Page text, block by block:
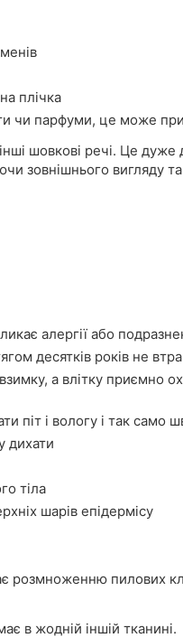
плічка
чи парфуми, це може
шовкові речі. Це дуже
зовнішнього вигляду та
алергії або
десятків років не
а влітку приємно
піт і вологу і так само
дихати
тіла
шарів епідермісу
розмноженню пилових
в жодній іншій тканині.